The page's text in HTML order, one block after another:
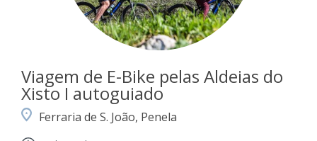
Viagem de E-Bike pelas Aldeias do
Xisto I autoguiado
Ferraria de S. João, Penela